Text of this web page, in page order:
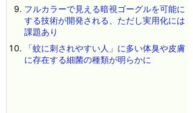
フルカラーで見える暗視ゴーグルを可能に
する技術が開発される、ただし実用化には
課題あり
「蚊に刺されやすい人」に多い体臭や皮膚
に存在する細菌の種類が明らかに